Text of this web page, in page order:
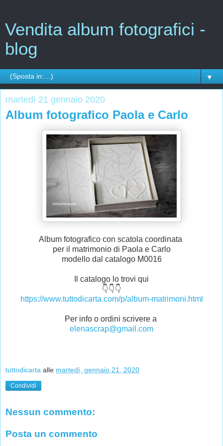
Vendita album fotografici -
blog
▼
martedì 21 gennaio 2020
Album fotografico Paola e Carlo
Album fotografico con scatola coordinata
per il matrimonio di Paola e Carlo
modello dal catalogo M0016
Il catalogo lo trovi qui
👇👇👇
https://www.tuttodicarta.com/p/album-matrimoni.html
Per info o ordini scrivere a
elenascrap@gmail.com
tuttodicarta alle martedì, gennaio 21, 2020
Condividi
Nessun commento:
Posta un commento